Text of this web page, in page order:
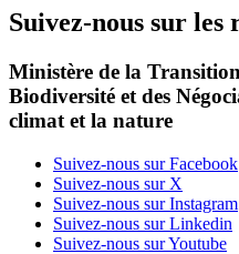
Suivez-nous sur les
Ministère de la
Biodiversité et des
climat et la nature
Suivez-nous sur Facebook
Suivez-nous sur X
Suivez-nous sur Instagram
Suivez-nous sur Linkedin
Suivez-nous sur Youtube